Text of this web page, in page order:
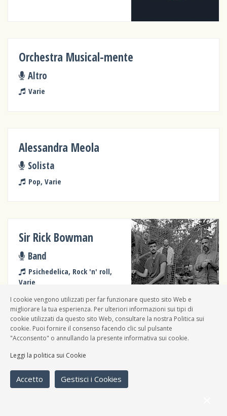
Orchestra Musical-mente
Altro
Varie
Alessandra Meola
Solista
Pop, Varie
Sir Rick Bowman
Band
Psichedelica, Rock 'n' roll,
Varie
Dj Balbo
Dj
Varie
I cookie vengono utilizzati per far funzionare questo sito Web e
migliorare la tua esperienza. Per ulteriori informazioni sui tipi di
cookie utilizzati da questo sito Web, consultare la nostra Politica sui
cookie. Puoi fornire il consenso facendo clic sul pulsante
"Acconsento" o annullando la presente informativa sui cookie.
Leggi la politica sui Cookie
Accetto Gestisci i Cookies